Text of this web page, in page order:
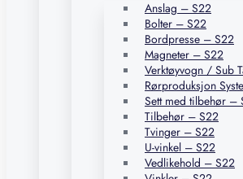
Anslag – S22
Bolter – S22
Bordpresse – S22
Magneter – S22
Verktøyvogn / Sub
Rørproduksjon
Sett med tilbehør –
Tilbehør – S22
Tvinger – S22
U-vinkel – S22
Vedlikehold – S22